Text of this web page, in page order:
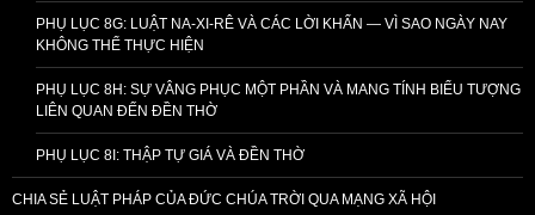
PHỤ LỤC 8G: LUẬT NA-XI-RÊ VÀ CÁC LỜI KHẤN — VÌ SAO NGÀY NAY
KHÔNG THỂ THỰC HIỆN
PHỤ LỤC 8H: SỰ VÂNG PHỤC MỘT PHẦN VÀ MANG TÍNH BIỂU TƯỢNG
LIÊN QUAN ĐẾN ĐỀN THỜ
PHỤ LỤC 8I: THẬP TỰ GIÁ VÀ ĐỀN THỜ
CHIA SẺ LUẬT PHÁP CỦA ĐỨC CHÚA TRỜI QUA MẠNG XÃ HỘI